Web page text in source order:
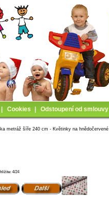
Cookies Odstoupení od smlouvy
metráž šíře 240 cm - Květinky na hnědočervené
4/24